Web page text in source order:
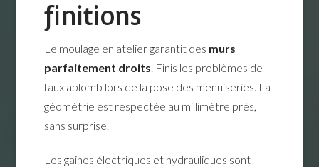
finitions
Le moulage en atelier garantit des murs
parfaitement droits . Finis les problèmes de
faux aplomb lors de la pose des menuiseries. La
géométrie est respectée au millimètre près,
sans surprise.
Les gaines électriques et hydrauliques sont